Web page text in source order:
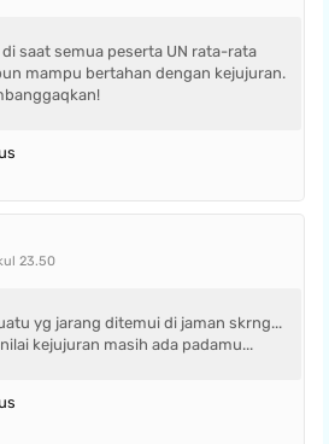
saat semua peserta UN rata-rata
mampu bertahan dengan kejujuran.
23.50
yg jarang ditemui di jaman skrng...
kejujuran masih ada padamu...